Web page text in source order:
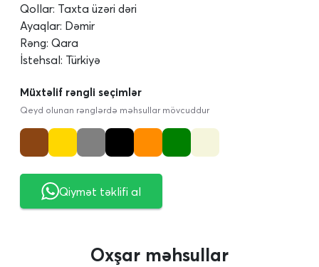
Qollar: Taxta üzəri dəri
Ayaqlar: Dəmir
Rəng: Qara
İstehsal: Türkiyə
Müxtəlif rəngli seçimlər
Qeyd olunan rənglərdə məhsullar mövcuddur
Qiymət təklifi al
Oxşar məhsullar